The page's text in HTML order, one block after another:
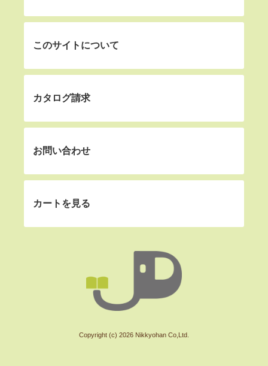
このサイトについて
カタログ請求
お問い合わせ
カートを見る
Copyright (c) 2026 Nikkyohan Co,Ltd.